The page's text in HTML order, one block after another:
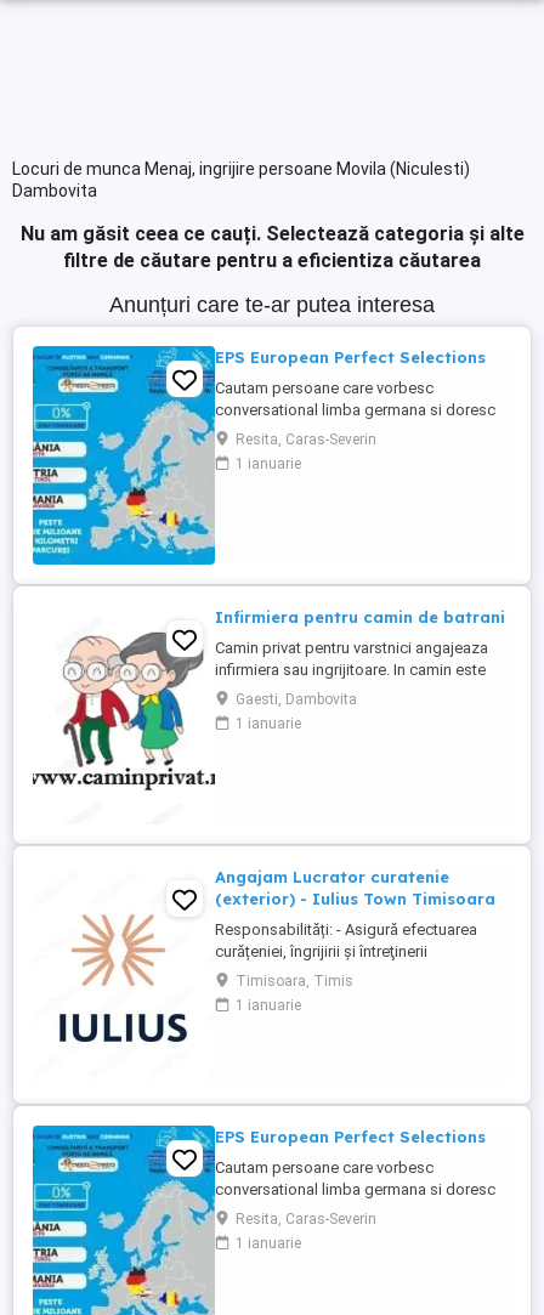
Locuri de munca Menaj, ingrijire persoane Movila (Niculesti)
Dambovita
Nu am găsit ceea ce cauți. Selectează categoria și alte
filtre de căutare pentru a eficientiza căutarea
Anunțuri care te-ar putea interesa
EPS European Perfect Selections
Cautam persoane care vorbesc
conversational limba germana si doresc
sa lucreze in Austria si Germania. NU SE
PERCEPE COMISION Salariul este atractiv!
Va rugam sa ne contactati pentru detalii.
Resita, Caras-Severin
1 ianuarie
Infirmiera pentru camin de batrani
Camin privat pentru varstnici angajeaza
infirmiera sau ingrijitoare. In camin este
personal medical 24 7. Asiguram mesele.
Mai multe detalii, la telefon.
Gaesti, Dambovita
1 ianuarie
Angajam Lucrator curatenie
(exterior) - Iulius Town Timisoara
Responsabilități: - Asigură efectuarea
curățeniei, îngrijirii şi întreţinerii
amplasamentului exterior al Mall-ului; -
Colectează cartoanele din locaţie şi le
trimite spre punctul de colectare; - Pe timp
Timisoara, Timis
1 ianuarie
EPS European Perfect Selections
Cautam persoane care vorbesc
conversational limba germana si doresc
sa lucreze in Austria si Germania. NU SE
PERCEPE COMISION Salariul este atractiv!
Va rugam sa ne contactati pentru detalii.
Resita, Caras-Severin
1 ianuarie